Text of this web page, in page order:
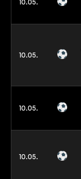
10.05.
10.05.
10.05.
10.05.